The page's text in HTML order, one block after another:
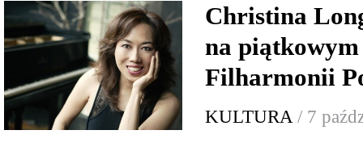
Christina
na
Filharmonii
KULTURA / 7